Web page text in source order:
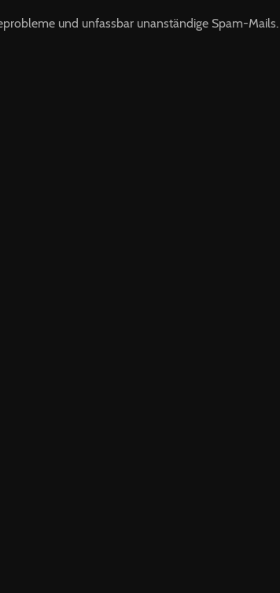
und unfassbar unanständige Spam-Mails.